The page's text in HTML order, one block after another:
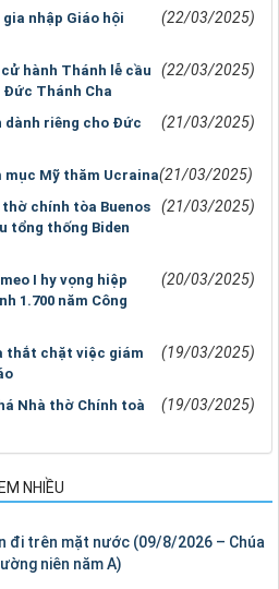
nhập Giáo hội
(22/03/2025)
hành Thánh lễ cầu
Đức Thánh Cha
(22/03/2025)
dành riêng cho Ðức
(21/03/2025)
mục Mỹ thăm Ucraina(21/03/2025)
chính tòa Buenos
tổng thống Biden
(21/03/2025)
I hy vọng hiệp
1.700 năm Công
(20/03/2025)
thắt chặt việc giám
(19/03/2025)
Nhà thờ Chính toà
(19/03/2025)
NHIỀU
đi trên mặt nước (09/8/2026 – Chúa
niên năm A)